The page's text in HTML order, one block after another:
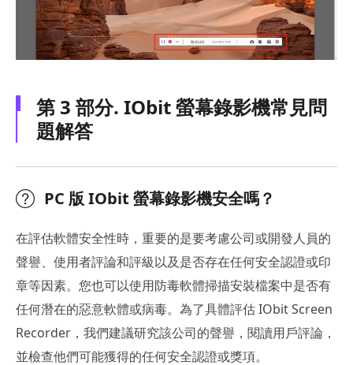
第 3 部分. IObit 螢幕錄影機常見問
題解答
PC 版 IObit 螢幕錄影機安全嗎？
在評估軟體安全性時，重要的是要考慮公司或開發人員的
聲譽、使用者評論和評級以及是否存在任何安全認證或印
章等因素。您也可以使用防毒軟體掃描安裝檔案中是否有
任何潛在的惡意軟體或病毒。為了具體評估 IObit Screen
Recorder，我們建議研究該公司的聲譽，閱讀用戶評論，
並檢查他們可能獲得的任何安全認證或獎項。